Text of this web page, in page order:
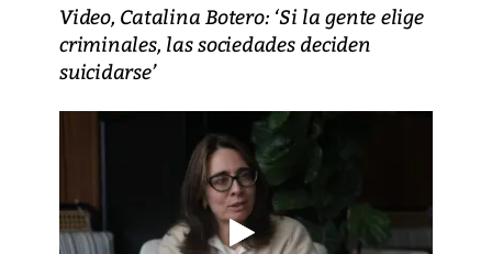
Video, Catalina Botero: ‘Si la gente elige
criminales, las sociedades deciden
suicidarse’